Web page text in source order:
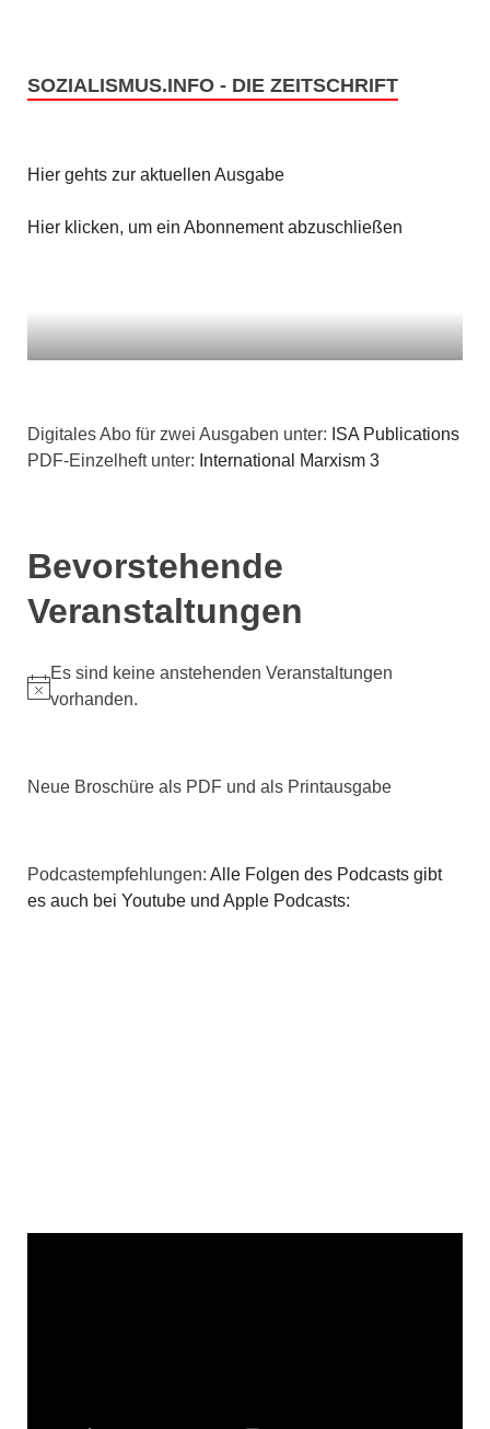
SOZIALISMUS.INFO - DIE ZEITSCHRIFT
Hier gehts zur aktuellen Ausgabe
Hier klicken, um ein Abonnement abzuschließen
Digitales Abo für zwei Ausgaben unter: ISA Publications
PDF-Einzelheft unter: International Marxism 3
Bevorstehende
Veranstaltungen
Hinweis
Es sind keine anstehenden Veranstaltungen
vorhanden.
Neue Broschüre als PDF und als Printausgabe
Podcastempfehlungen: Alle Folgen des Podcasts gibt
es auch bei Youtube und Apple Podcasts: